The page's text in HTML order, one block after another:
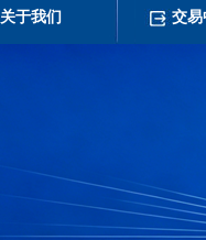
关于我们 交易